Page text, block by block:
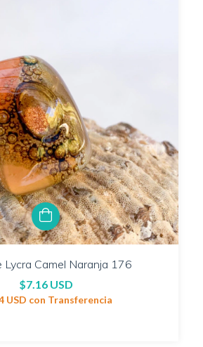
Lycra Camel Naranja 176
$7.16 USD
USD con Transferencia